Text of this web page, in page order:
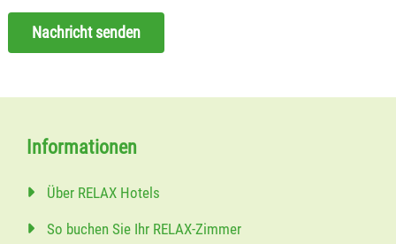
Nachricht senden
Informationen
Über RELAX Hotels
So buchen Sie Ihr RELAX-Zimmer